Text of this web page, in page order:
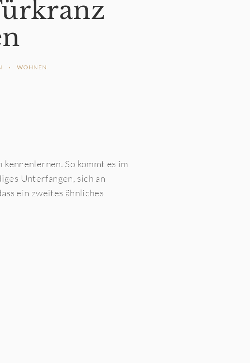
WOHNEN
So kommt es im
Unterfangen, sich an
ein zweites ähnliches